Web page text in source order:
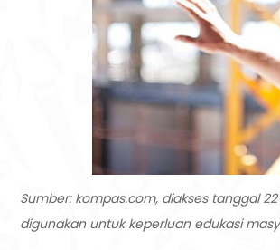
Sumber: kompas.com, diakses tanggal
digunakan untuk keperluan edukasi